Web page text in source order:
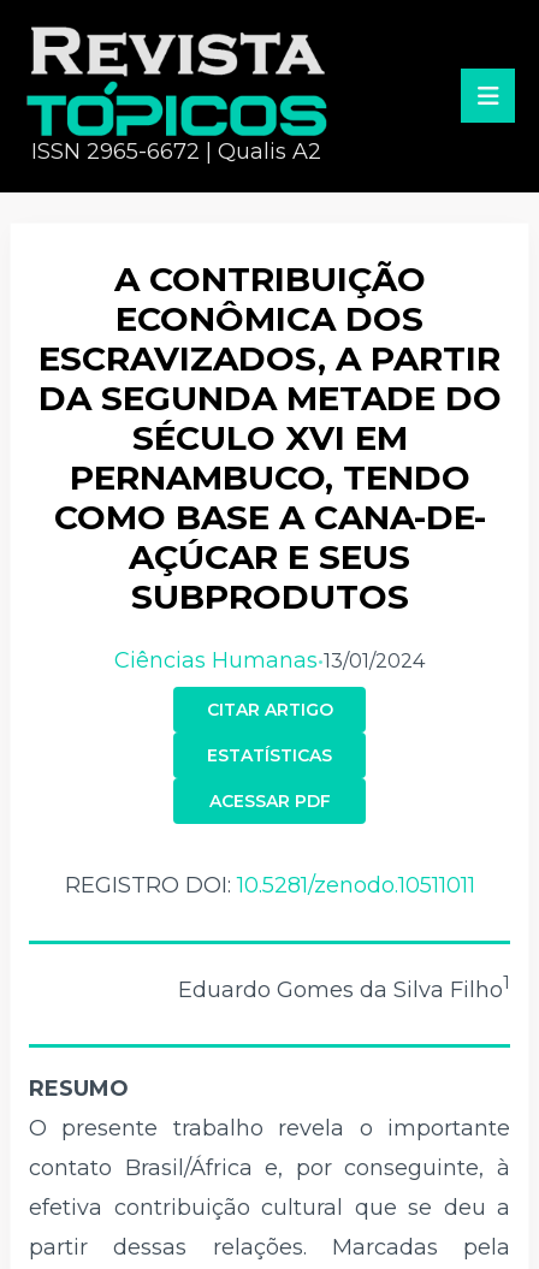
ISSN 2965-6672 | Qualis A2
A CONTRIBUIÇÃO
ECONÔMICA DOS
ESCRAVIZADOS, A PARTIR
DA SEGUNDA METADE DO
SÉCULO XVI EM
PERNAMBUCO, TENDO
COMO BASE A CANA-DE-
AÇÚCAR E SEUS
SUBPRODUTOS
Ciências Humanas•13/01/2024
CITAR ARTIGO
ACESSAR PDF
ESTATÍSTICAS
REGISTRO DOI:10.5281/zenodo.10511011
Eduardo Gomes da Silva Filho1
RESUMO
O presente trabalho revela o importante
contato Brasil/África e, por conseguinte, à
efetiva contribuição cultural que se deu a
partir dessas relações. Marcadas pela